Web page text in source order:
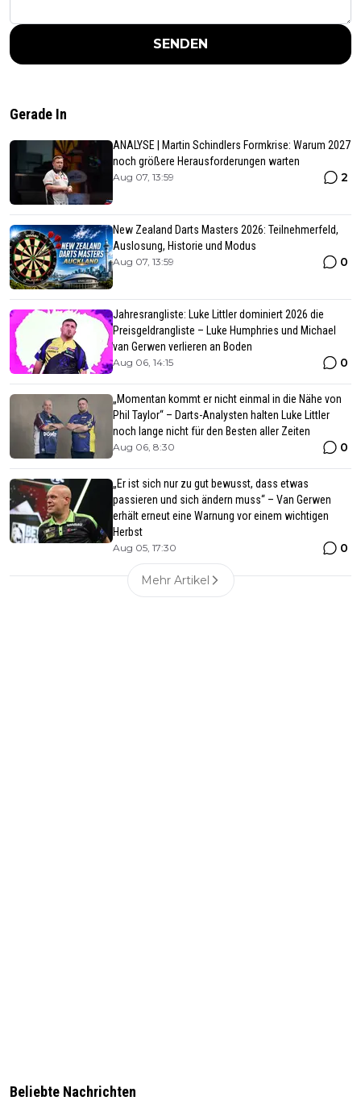
SENDEN
Gerade In
ANALYSE | Martin Schindlers Formkrise: Warum 2027
noch größere Herausforderungen warten
Aug 07, 13:59 2
New Zealand Darts Masters 2026: Teilnehmerfeld,
Auslosung, Historie und Modus
Aug 07, 13:59 0
Jahresrangliste: Luke Littler dominiert 2026 die
Preisgeldrangliste – Luke Humphries und Michael
van Gerwen verlieren an Boden
Aug 06, 14:15 0
„Momentan kommt er nicht einmal in die Nähe von
Phil Taylor“ – Darts-Analysten halten Luke Littler
noch lange nicht für den Besten aller Zeiten
Aug 06, 8:30 0
„Er ist sich nur zu gut bewusst, dass etwas
passieren und sich ändern muss“ – Van Gerwen
erhält erneut eine Warnung vor einem wichtigen
Herbst
Aug 05, 17:30 0
Mehr Artikel
Beliebte Nachrichten